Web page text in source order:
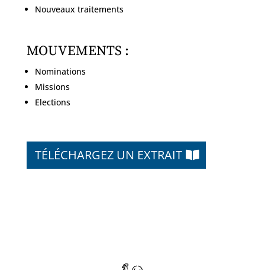
Nouveaux traitements
MOUVEMENTS :
Nominations
Missions
Elections
TÉLÉCHARGEZ UN EXTRAIT